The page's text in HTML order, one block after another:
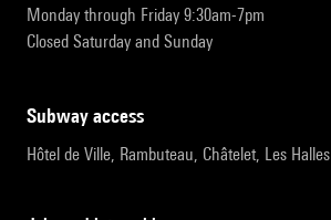
Monday through Friday 9:30am-7pm
Closed Saturday and Sunday
subway access
Hôtel de Ville, Rambuteau, Châtelet, Les Halles